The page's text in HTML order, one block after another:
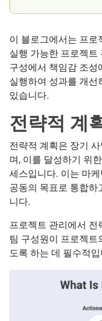
이 블로그에서는 프로
실행 가능한 프로젝트
구성에서 책임감 조성
실행하여 성과를 개선
있습니다.
전략적 계
전략적 계획은 장기
며, 이를 달성하기 위
세스입니다. 이는 마
공동의 목표로 통합하
니다.
프로젝트 관리에서 전
팀 구성원이 프로젝트
도록 하는 데 필수적입